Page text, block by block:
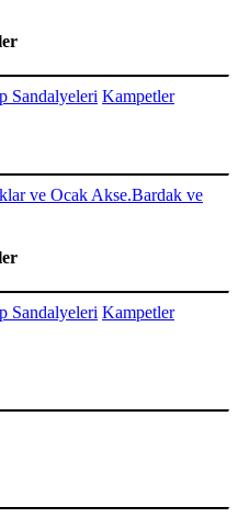
Sandalyeleri Kampetler
ve Ocak Akse.Bardak ve
Sandalyeleri Kampetler